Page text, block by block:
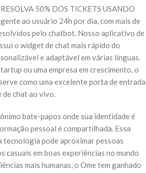
50% DOS TICKETS USANDO
ao usuário 24h por dia, com mais de
pelo chatbot. Nosso aplicativo de
o widget de chat mais rápido do
e adaptável em várias línguas.
ou uma empresa em crescimento, o
como uma excelente porta de entrada
de chat ao vivo.
bate-papos onde sua identidade é
pessoal é compartilhada. Essa
tecnologia pode aproximar pessoas
em boas experiências no mundo
mais humanas, o Ome tem ganhado